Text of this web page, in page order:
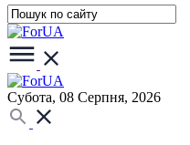
Субота, 08 Серпня, 2026